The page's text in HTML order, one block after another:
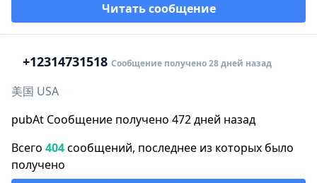
Читать сообщение
+12314731518 Сообщение получено 28 дней назад
美国 USA
pubAt Сообщение получено 472 дней назад
Всего 404сообщений, последнее из которых было
получено